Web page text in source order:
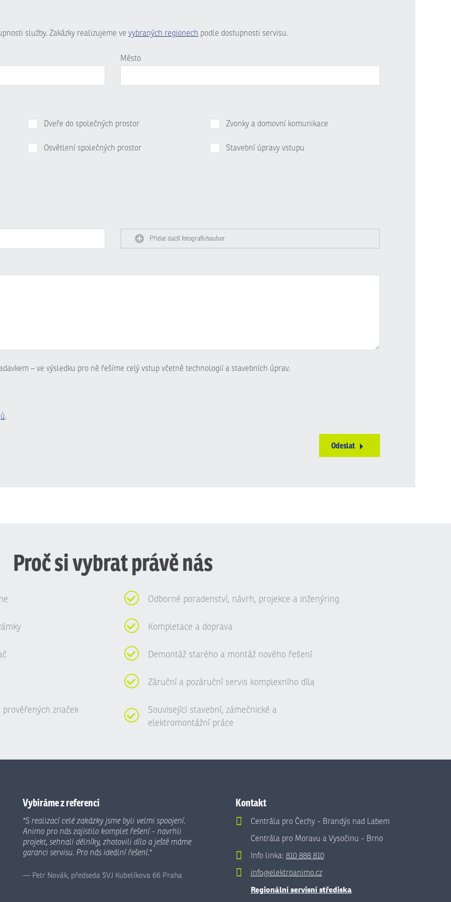
služby. Zakázky realizujeme ve vybraných regionech podle dostupnosti servisu.
Město
Dveře do společných prostor Zvonky a domovní komunikace
Osvětlení společných prostor Stavební úpravy vstupu
Přidat další fotografii/soubor
– ve výsledku pro ně řešíme celý vstup včetně technologií a stavebních úprav.
.
Odeslat
Proč si vybrat právě nás
značek
Odborné poradenství, návrh, projekce a inženýring
Kompletace a doprava
Demontáž starého a montáž nového řešení
Záruční a pozáruční servis komplexního díla
Související stavební, zámečnické a
elektromontážní práce
Vybíráme z referencí
"S realizací celé zakázky jsme byli velmi spoojení.
Animo pro nás zajistilo komplet řešení - navrhli
projekt, sehnali dělníky, zhotovili dílo a ještě máme
garanci servisu. Pro nás ideální řešení."
Petr Novák, předseda SVJ Kubelíkova 66 Praha
Kontakt
Centrála pro Čechy - Brandýs nad Labem
Centrála pro Moravu a Vysočinu - Brno
Info linka: 810 888 810
info@elektroanimo.cz
Regionální servisní střediska